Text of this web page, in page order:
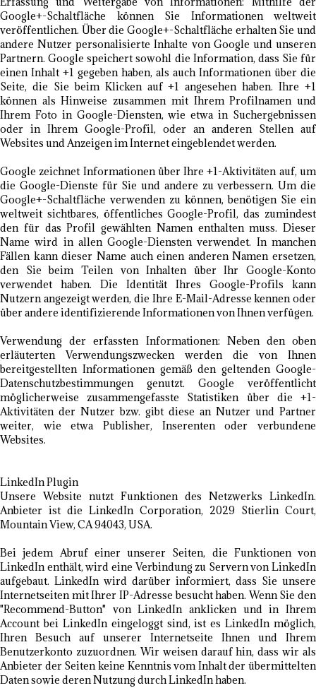
Google+-Schaltfläche können Sie Informationen weltweit
veröffentlichen. Über die Google+-Schaltfläche erhalten Sie und
andere Nutzer personalisierte Inhalte von Google und unseren
Partnern. Google speichert sowohl die Information, dass Sie für
einen Inhalt +1 gegeben haben, als auch Informationen über die
Seite, die Sie beim Klicken auf +1 angesehen haben. Ihre +1
können als Hinweise zusammen mit Ihrem Profilnamen und
Ihrem Foto in Google-Diensten, wie etwa in Suchergebnissen
oder in Ihrem Google-Profil, oder an anderen Stellen auf
Websites und Anzeigen im Internet eingeblendet werden.
Google zeichnet Informationen über Ihre +1-Aktivitäten auf, um
die Google-Dienste für Sie und andere zu verbessern. Um die
Google+-Schaltfläche verwenden zu können, benötigen Sie ein
weltweit sichtbares, öffentliches Google-Profil, das zumindest
den für das Profil gewählten Namen enthalten muss. Dieser
Name wird in allen Google-Diensten verwendet. In manchen
Fällen kann dieser Name auch einen anderen Namen ersetzen,
den Sie beim Teilen von Inhalten über Ihr Google-Konto
verwendet haben. Die Identität Ihres Google-Profils kann
Nutzern angezeigt werden, die Ihre E-Mail-Adresse kennen oder
über andere identifizierende Informationen von Ihnen verfügen.
Verwendung der erfassten Informationen: Neben den oben
erläuterten Verwendungszwecken werden die von Ihnen
bereitgestellten Informationen gemäß den geltenden Google-
Datenschutzbestimmungen genutzt. Google veröffentlicht
möglicherweise zusammengefasste Statistiken über die +1-
Aktivitäten der Nutzer bzw. gibt diese an Nutzer und Partner
weiter, wie etwa Publisher, Inserenten oder verbundene
Websites.
LinkedIn Plugin
Unsere Website nutzt Funktionen des Netzwerks LinkedIn.
Anbieter ist die LinkedIn Corporation, 2029 Stierlin Court,
Mountain View, CA 94043, USA.
Bei jedem Abruf einer unserer Seiten, die Funktionen von
LinkedIn enthält, wird eine Verbindung zu Servern von LinkedIn
aufgebaut. LinkedIn wird darüber informiert, dass Sie unsere
Internetseiten mit Ihrer IP-Adresse besucht haben. Wenn Sie den
"Recommend-Button" von LinkedIn anklicken und in Ihrem
Account bei LinkedIn eingeloggt sind, ist es LinkedIn möglich,
Ihren Besuch auf unserer Internetseite Ihnen und Ihrem
Benutzerkonto zuzuordnen. Wir weisen darauf hin, dass wir als
Anbieter der Seiten keine Kenntnis vom Inhalt der übermittelten
Daten sowie deren Nutzung durch LinkedIn haben.